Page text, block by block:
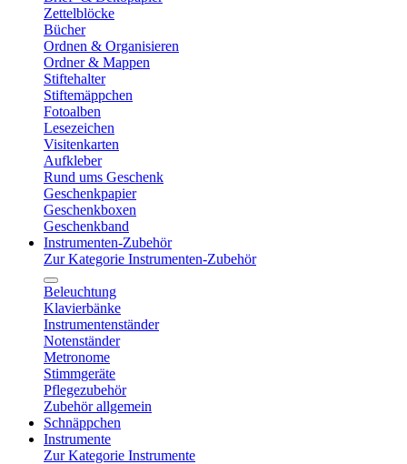
Zettelblöcke
Bücher
Ordnen & Organisieren
Ordner & Mappen
Stiftehalter
Stiftemäppchen
Fotoalben
Lesezeichen
Visitenkarten
Aufkleber
Rund ums Geschenk
Geschenkpapier
Geschenkboxen
Geschenkband
Instrumenten-Zubehör
Zur Kategorie Instrumenten-Zubehör
Beleuchtung
Klavierbänke
Instrumentenständer
Notenständer
Metronome
Stimmgeräte
Pflegezubehör
Zubehör allgemein
Schnäppchen
Instrumente
Zur Kategorie Instrumente